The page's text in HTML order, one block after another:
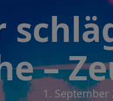
–
1. September